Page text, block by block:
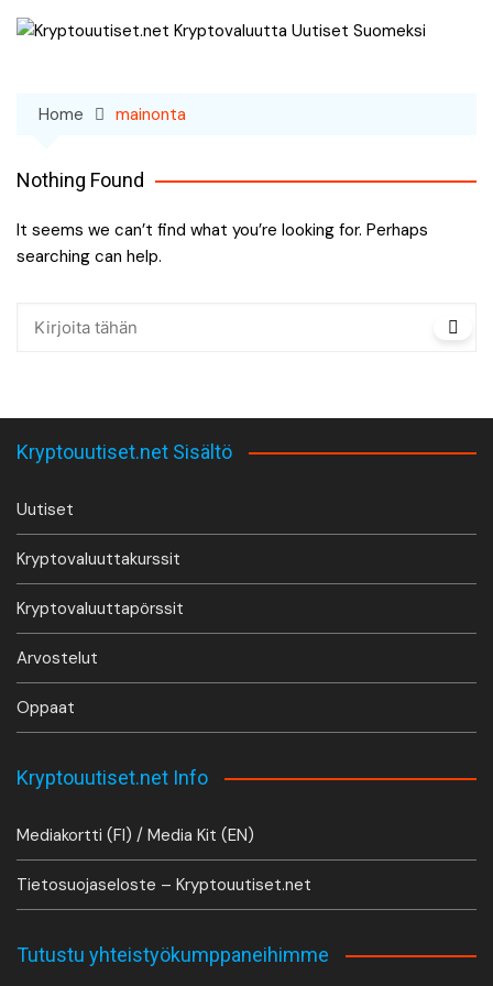
Skip
Home mainonta
Nothing Found
It seems we can’t find what you’re looking for. Perhaps
searching can help.
Kryptouutiset.net Sisältö
Uutiset
Kryptovaluuttakurssit
Kryptovaluuttapörssit
Arvostelut
Oppaat
Kryptouutiset.net Info
Mediakortti (FI) / Media Kit (EN)
Tietosuojaseloste – Kryptouutiset.net
Tutustu yhteistyökumppaneihimme